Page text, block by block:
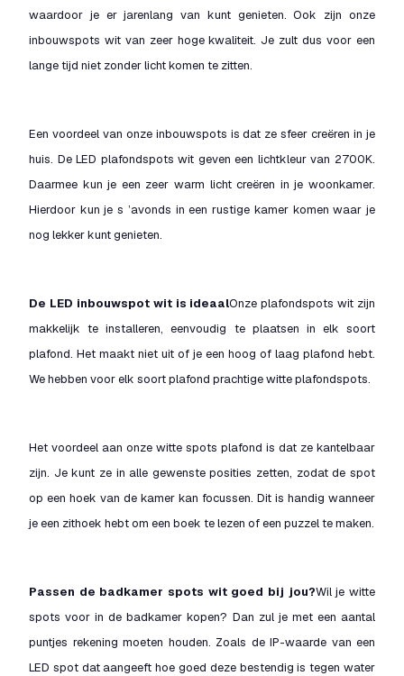
waardoor je er jarenlang van kunt genieten. Ook zijn onze
inbouwspots wit van zeer hoge kwaliteit. Je zult dus voor een
lange tijd niet zonder licht komen te zitten.
Een voordeel van onze inbouwspots is dat ze sfeer creëren in je
huis. De LED plafondspots wit geven een lichtkleur van 2700K.
Daarmee kun je een zeer warm licht creëren in je woonkamer.
Hierdoor kun je s ’avonds in een rustige kamer komen waar je
nog lekker kunt genieten.
De LED inbouwspot wit is ideaalOnze plafondspots wit zijn
makkelijk te installeren, eenvoudig te plaatsen in elk soort
plafond. Het maakt niet uit of je een hoog of laag plafond hebt.
We hebben voor elk soort plafond prachtige witte plafondspots.
Het voordeel aan onze witte spots plafond is dat ze kantelbaar
zijn. Je kunt ze in alle gewenste posities zetten, zodat de spot
op een hoek van de kamer kan focussen. Dit is handig wanneer
je een zithoek hebt om een boek te lezen of een puzzel te maken.
Passen de badkamer spots wit goed bij jou?Wil je witte
spots voor in de badkamer kopen? Dan zul je met een aantal
puntjes rekening moeten houden. Zoals de IP-waarde van een
LED spot dat aangeeft hoe goed deze bestendig is tegen water